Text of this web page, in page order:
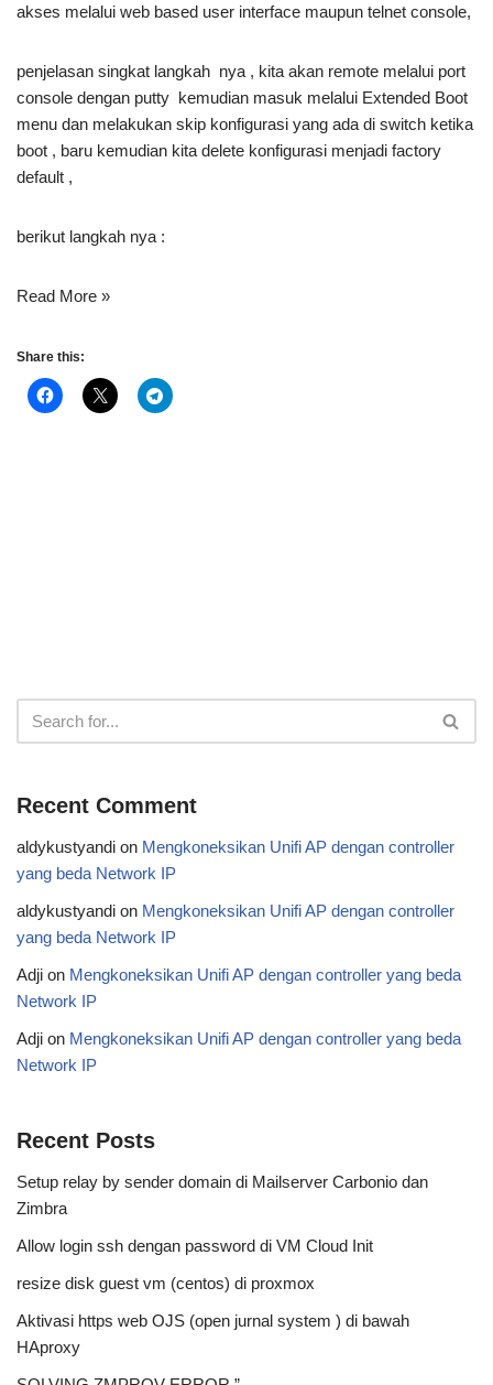
akses melalui web based user interface maupun telnet console,
penjelasan singkat langkah nya , kita akan remote melalui port
console dengan putty kemudian masuk melalui Extended Boot
menu dan melakukan skip konfigurasi yang ada di switch ketika
boot , baru kemudian kita delete konfigurasi menjadi factory
default ,
berikut langkah nya :
Read More »
Share this:
Recent Comment
aldykustyandi on Mengkoneksikan Unifi AP dengan controller
yang beda Network IP
aldykustyandi on Mengkoneksikan Unifi AP dengan controller
yang beda Network IP
Adji on Mengkoneksikan Unifi AP dengan controller yang beda
Network IP
Adji on Mengkoneksikan Unifi AP dengan controller yang beda
Network IP
Recent Posts
Setup relay by sender domain di Mailserver Carbonio dan
Zimbra
Allow login ssh dengan password di VM Cloud Init
resize disk guest vm (centos) di proxmox
Aktivasi https web OJS (open jurnal system ) di bawah
HAproxy